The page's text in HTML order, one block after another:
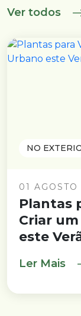
Ver todos
NO
01
Plantas
Criar
este
Ler Mais